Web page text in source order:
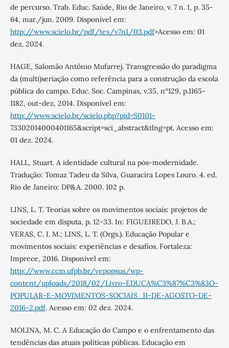
de percurso. Trab. Educ. Saúde, Rio de Janeiro, v. 7 n. 1, p. 35-
64, mar./jun. 2009. Disponível em:
http://www.scielo.br/pdf/tes/v7n1/03.pdf>Acesso em: 01
dez. 2024.
HAGE, Salomão Antônio Mufarrej. Transgressão do paradigma
da (multi)seriação como referência para a construção da escola
pública do campo. Educ. Soc. Campinas, v.35, nº129, p.1165-
1182, out-dez, 2014. Disponível em:
http://www.scielo.br/scielo.php?pid=S0101-
73302014000401165&script=sci_abstract&tlng=pt. Acesso em:
01 dez. 2024.
HALL, Stuart. A identidade cultural na pós-modernidade.
Tradução: Tomaz Tadeu da Silva, Guaracira Lopes Louro. 4. ed.
Rio de Janeiro: DP&A. 2000. 102 p.
LINS, L. T. Teorias sobre os movimentos sociais: projetos de
sociedade em disputa, p. 12-33. In: FIGUEIREDO, J. B.A.;
VERAS, C. I. M.; LINS, L. T. (Orgs.). Educação Popular e
movimentos sociais: experiências e desafios. Fortaleza:
Imprece, 2016. Disponível em:
http://www.ccm.ufpb.br/vepopsus/wp-
content/uploads/2018/02/Livro-EDUCA%C3%87%C3%83O-
POPULAR-E-MOVIMENTOS-SOCIAIS_11-DE-AGOSTO-DE-
2016-2.pdf. Acesso em: 02 dez. 2024.
MOLINA, M. C. A Educação do Campo e o enfrentamento das
tendências das atuais políticas públicas. Educação em